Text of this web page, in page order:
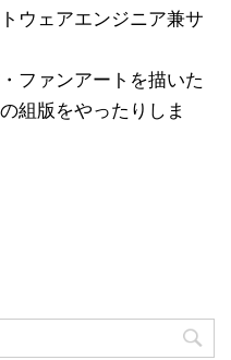
ウェアエンジニア兼サ
ファンアートを描いた
組版をやったりしま